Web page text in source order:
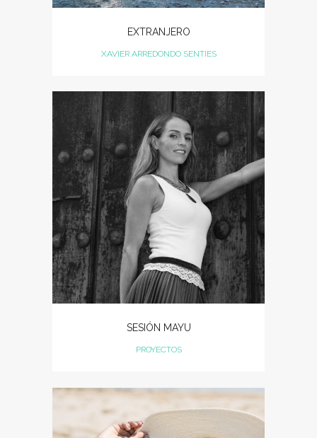
EXTRANJERO
XAVIER ARREDONDO SENTIES
SESIÓN MAYU
PROYECTOS